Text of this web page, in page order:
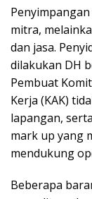
mitra,
dan jasa.
dilakukan DH
Pembuat
Kerja (KAK)
lapangan,
mark up yang
mendukung
Beberapa